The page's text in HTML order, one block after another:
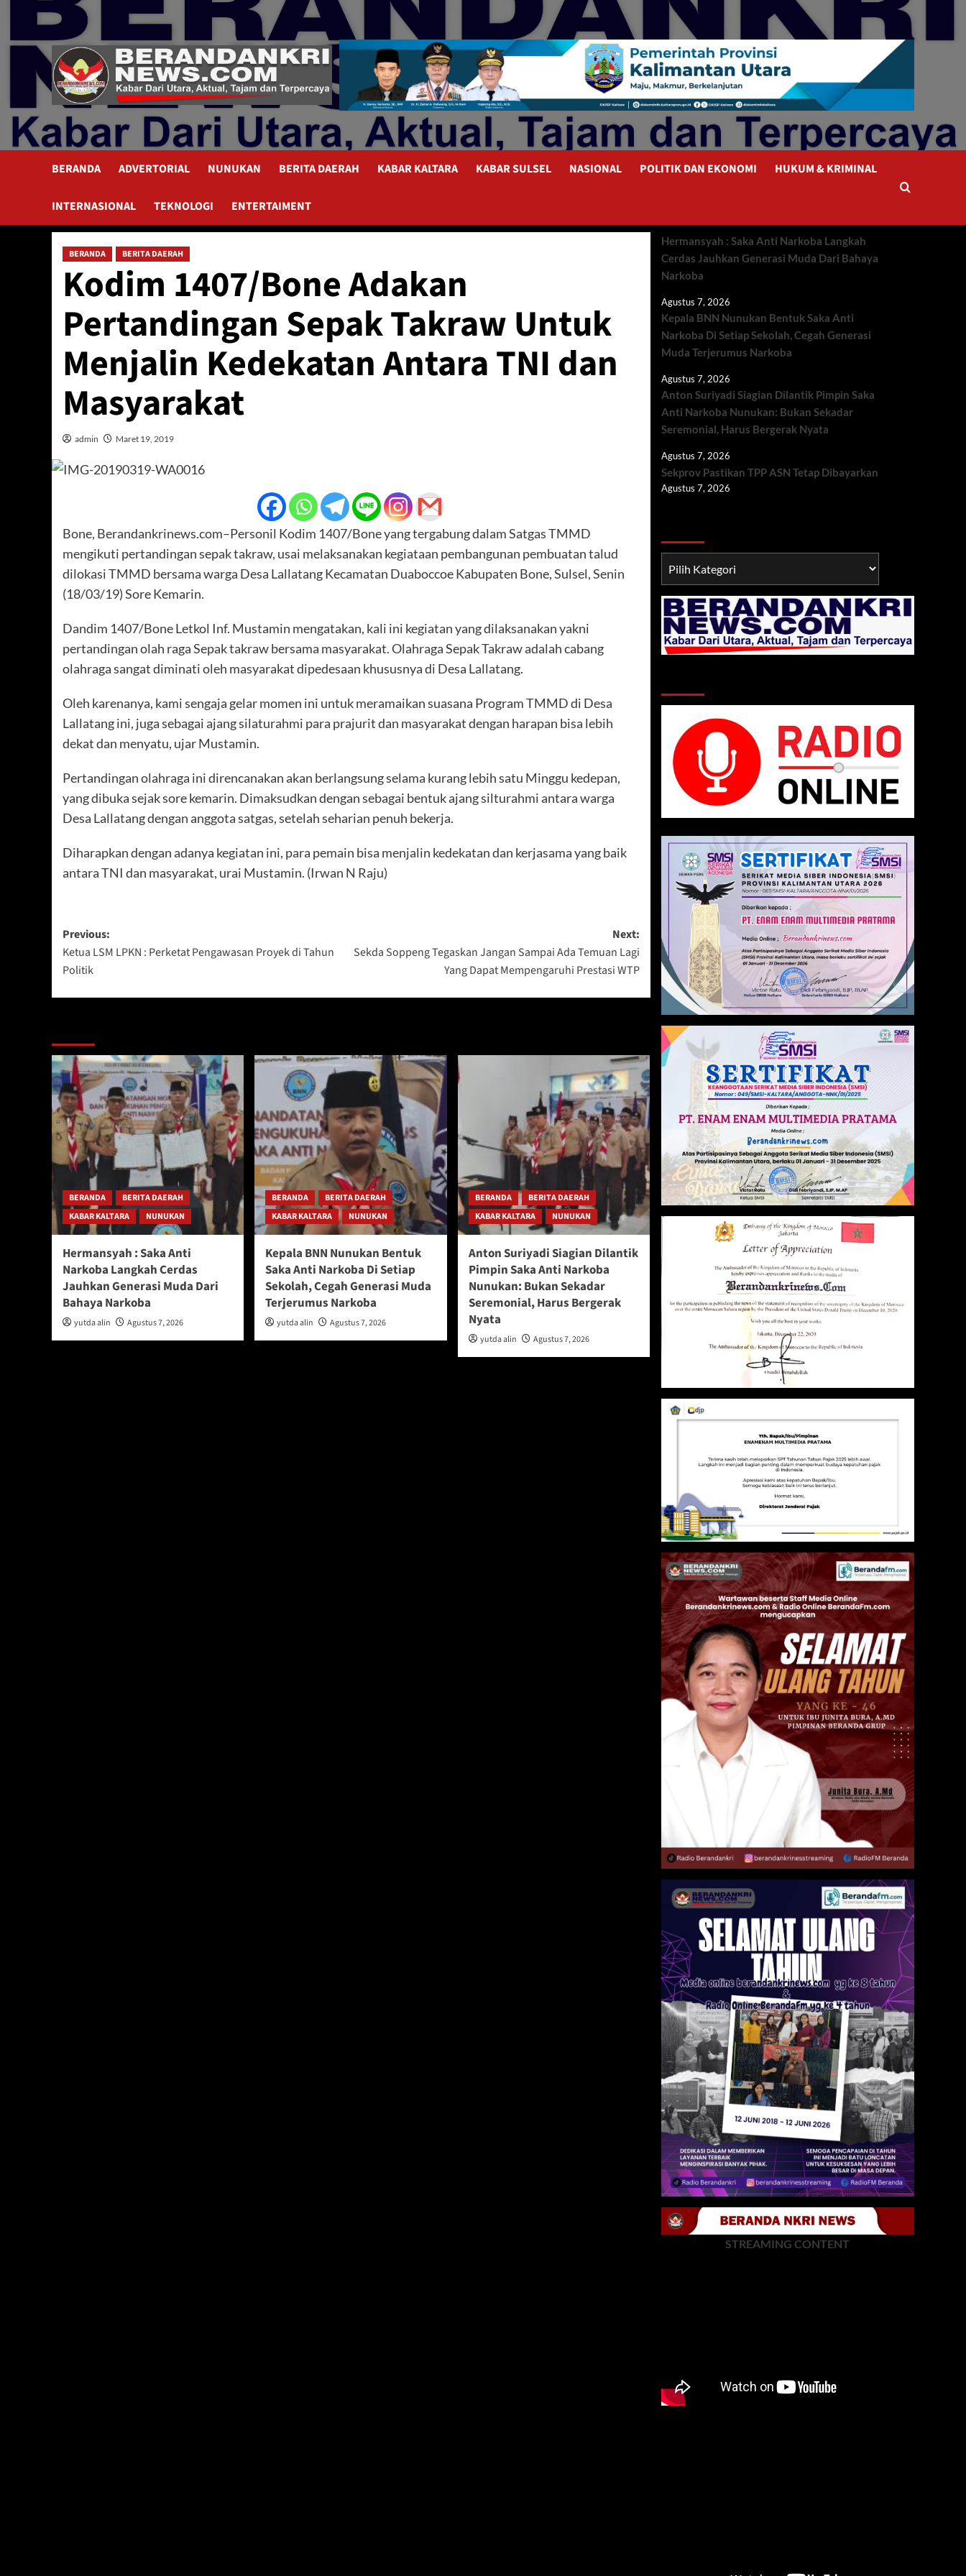
content
BERANDA ADVERTORIAL NUNUKAN BERITA DAERAH KABAR KALTARA KABAR SULSEL NASIONAL POLITIK DAN EKONOMI HUKUM & KRIMINAL
INTERNASIONAL TEKNOLOGI ENTERTAIMENT
BERANDA BERITA DAERAH
Kodim 1407/Bone Adakan
Pertandingan Sepak Takraw Untuk
Menjalin Kedekatan Antara TNI dan
Masyarakat
admin Maret 19, 2019
Bone, Berandankrinews.com–Personil Kodim 1407/Bone yang tergabung dalam Satgas TMMD
mengikuti pertandingan sepak takraw, usai melaksanakan kegiataan pembangunan pembuatan talud
dilokasi TMMD bersama warga Desa Lallatang Kecamatan Duaboccoe Kabupaten Bone, Sulsel, Senin
(18/03/19) Sore Kemarin.
Dandim 1407/Bone Letkol Inf. Mustamin mengatakan, kali ini kegiatan yang dilaksanakan yakni
pertandingan olah raga Sepak takraw bersama masyarakat. Olahraga Sepak Takraw adalah cabang
olahraga sangat diminati oleh masyarakat dipedesaan khususnya di Desa Lallatang.
Oleh karenanya, kami sengaja gelar momen ini untuk meramaikan suasana Program TMMD di Desa
Lallatang ini, juga sebagai ajang silaturahmi para prajurit dan masyarakat dengan harapan bisa lebih
dekat dan menyatu, ujar Mustamin.
Pertandingan olahraga ini direncanakan akan berlangsung selama kurang lebih satu Minggu kedepan,
yang dibuka sejak sore kemarin. Dimaksudkan dengan sebagai bentuk ajang silturahmi antara warga
Desa Lallatang dengan anggota satgas, setelah seharian penuh bekerja.
Diharapkan dengan adanya kegiatan ini, para pemain bisa menjalin kedekatan dan kerjasama yang baik
antara TNI dan masyarakat, urai Mustamin. (Irwan N Raju)
Post
navigation
Previous:
Ketua LSM LPKN : Perketat Pengawasan Proyek di Tahun
Politik
Next:
Sekda Soppeng Tegaskan Jangan Sampai Ada Temuan Lagi
Yang Dapat Mempengaruhi Prestasi WTP
BERANDA
BERITA DAERAH
KABAR KALTARA
NUNUKAN
Hermansyah : Saka Anti
Narkoba Langkah Cerdas
Jauhkan Generasi Muda Dari
Bahaya Narkoba
yutda alin Agustus 7, 2026
BERANDA
BERITA DAERAH
KABAR KALTARA
NUNUKAN
Kepala BNN Nunukan Bentuk
Saka Anti Narkoba Di Setiap
Sekolah, Cegah Generasi Muda
Terjerumus Narkoba
yutda alin Agustus 7, 2026
BERANDA
BERITA DAERAH
KABAR KALTARA
NUNUKAN
Anton Suriyadi Siagian Dilantik
Pimpin Saka Anti Narkoba
Nunukan: Bukan Sekadar
Seremonial, Harus Bergerak
Nyata
yutda alin Agustus 7, 2026
Hermansyah : Saka Anti Narkoba Langkah
Cerdas Jauhkan Generasi Muda Dari Bahaya
Narkoba
Agustus 7, 2026
Kepala BNN Nunukan Bentuk Saka Anti
Narkoba Di Setiap Sekolah, Cegah Generasi
Muda Terjerumus Narkoba
Agustus 7, 2026
Anton Suriyadi Siagian Dilantik Pimpin Saka
Anti Narkoba Nunukan: Bukan Sekadar
Seremonial, Harus Bergerak Nyata
Agustus 7, 2026
Sekprov Pastikan TPP ASN Tetap Dibayarkan
Agustus 7, 2026
TNI/POLRI
STREAMING CONTENT